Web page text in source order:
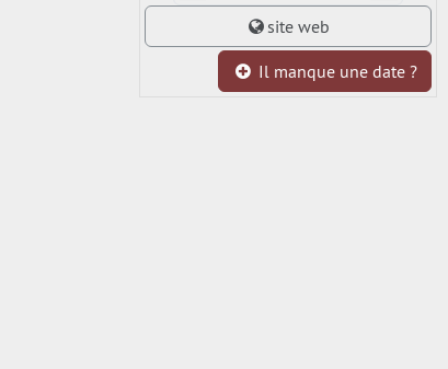
site web
Il manque une date ?